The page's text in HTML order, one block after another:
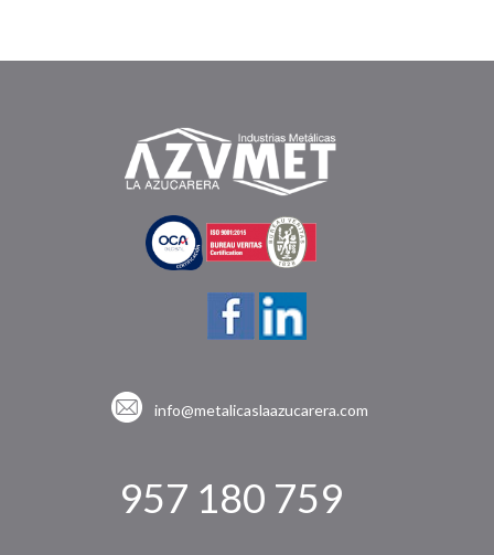
info@metalicaslaazucarera.com
957 180 759